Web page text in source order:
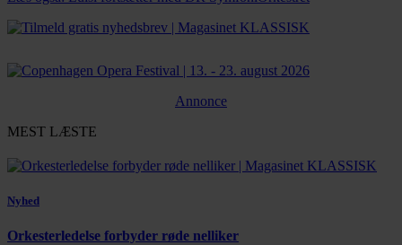
Annonce
MEST LÆSTE
Nyhed
Orkesterledelse forbyder røde nelliker